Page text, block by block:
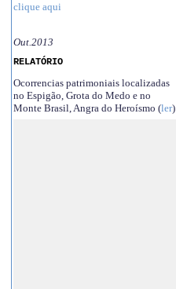
clique aqui
Out.2013
RELATÓRIO
Ocorrencias patrimoniais localizadas
no Espigão, Grota do Medo e no
Monte Brasil, Angra do Heroísmo (ler)